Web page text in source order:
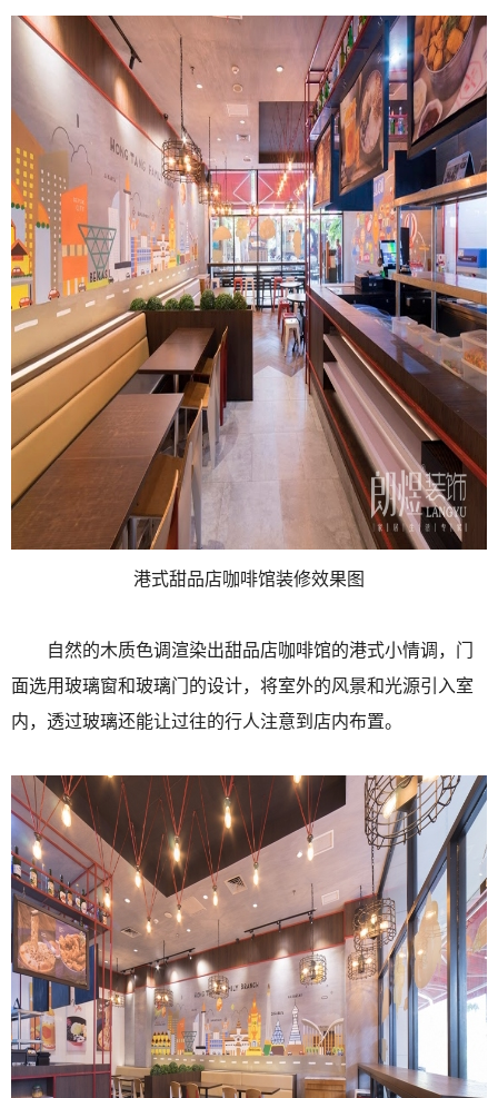
港式甜品店咖啡馆装修效果图
自然的木质色调渲染出甜品店咖啡馆的港式小情调，门
面选用玻璃窗和玻璃门的设计，将室外的风景和光源引入室
内，透过玻璃还能让过往的行人注意到店内布置。